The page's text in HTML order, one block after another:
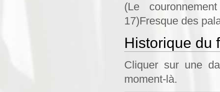
(Le
17)Fresque des
Historique du
Cliquer sur une
moment-là.